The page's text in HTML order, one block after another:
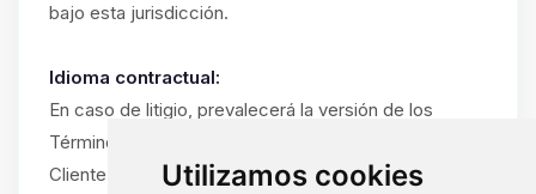
Utilizamos cookies
bajo esta jurisdicción.
Idioma contractual:
En caso de litigio, prevalecerá la versión de los
Términos y Condiciones en el idioma utilizado por el
Cliente durante la suscripción (francés, inglés o